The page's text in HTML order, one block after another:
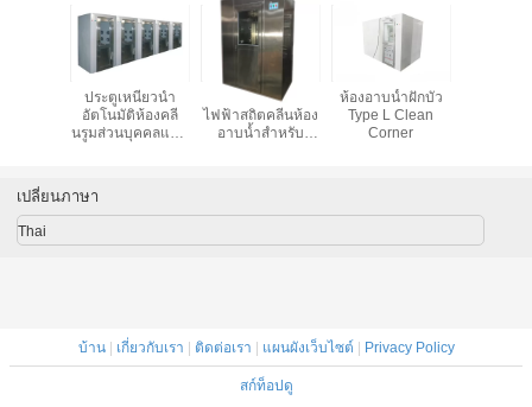
ประตูเหนี่ยวนำ
อัตโนมัติห้องคลี
นรูมส่วนบุคคลแบบ
อัตโนมัติป้องกัน
ไฟฟ้าสถิตคลีนห้อง
อาบน้ำสำหรับ
ห้องอาบน้ำฝักบัว
Type L Clean
Corner
เปลี่ยนภาษา
Thai
บ้าน| เกี่ยวกับเรา ติดต่อเรา แผนผังเว็บไซต์ Privacy Policy
สก์ท็อปดู